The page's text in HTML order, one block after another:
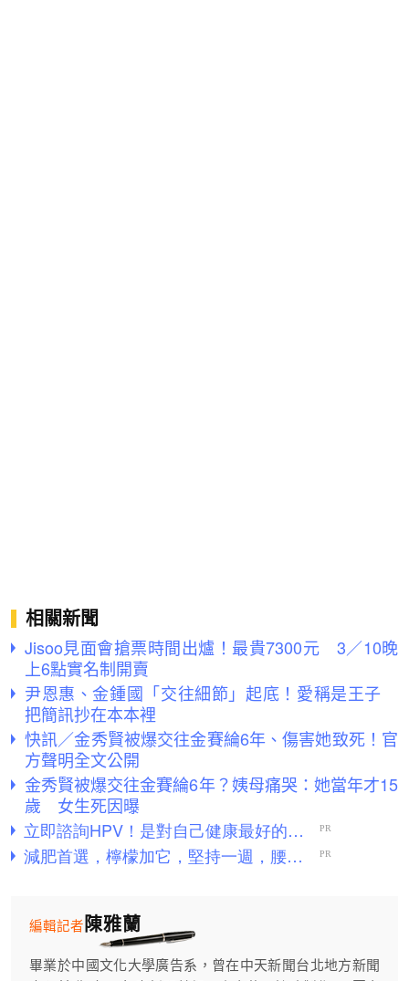
相關新聞
Jisoo見面會搶票時間出爐！最貴7300元 3／10晚
上6點實名制開賣
尹恩惠、金鍾國「交往細節」起底！愛稱是王子
把簡訊抄在本本裡
快訊／金秀賢被爆交往金賽綸6年、傷害她致死！官
方聲明全文公開
金秀賢被爆交往金賽綸6年？姨母痛哭：她當年才15
歲 女生死因曝
陳雅蘭
編輯記者
畢業於中國文化大學廣告系，曾在中天新聞台北地方新聞